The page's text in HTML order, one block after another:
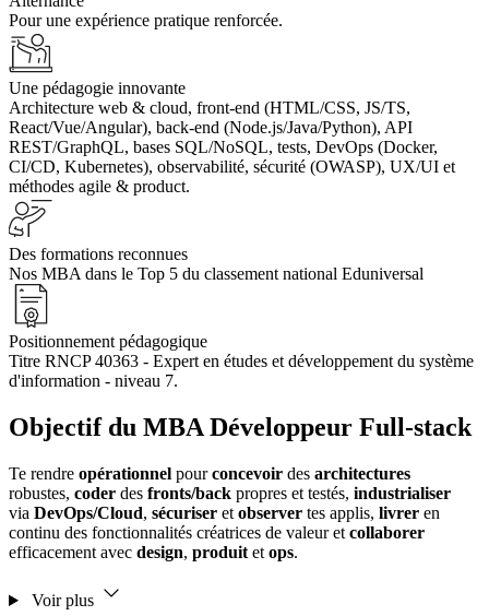
Pour une expérience pratique renforcée.
Une pédagogie innovante
Architecture web & cloud, front-end (HTML/CSS, JS/TS,
React/Vue/Angular), back-end (Node.js/Java/Python), API
REST/GraphQL, bases SQL/NoSQL, tests, DevOps (Docker,
CI/CD, Kubernetes), observabilité, sécurité (OWASP), UX/UI et
méthodes agile & product.
Des formations reconnues
Nos MBA dans le Top 5 du classement national Eduniversal
Positionnement pédagogique
Titre RNCP 40363 - Expert en études et développement du système
d'information - niveau 7.
Objectif du MBA Développeur Full-stack
Te rendre opérationnel pourconcevoir des architectures
robustes, coder des fronts/back propres et testés, industrialiser
via DevOps/Cloud, sécuriser et observer tes applis, livrer en
continu des fonctionnalités créatrices de valeur et collaborer
efficacement avec design, produit et ops.
Voir plus